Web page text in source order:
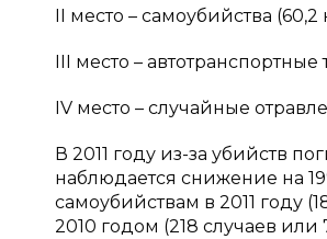
II место – самоубийства
III место –
IV место – случайные
В 2011 году из-за убийств
наблюдается снижение на
самоубийствам в 2011 году
2010 годом (218 случаев или